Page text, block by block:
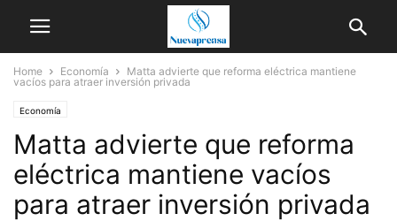
Home Economía
Matta advierte que reforma eléctrica mantiene
vacíos para atraer inversión privada
Economía
Matta advierte que reforma
eléctrica mantiene vacíos
para atraer inversión privada